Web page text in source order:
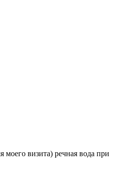
визита) речная вода при